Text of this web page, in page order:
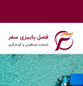
می باشد لطفا